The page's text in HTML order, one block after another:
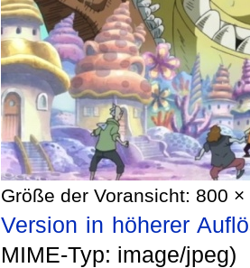
Größe der Voransicht: 800
Version in höherer
MIME-Typ: image/jpeg)